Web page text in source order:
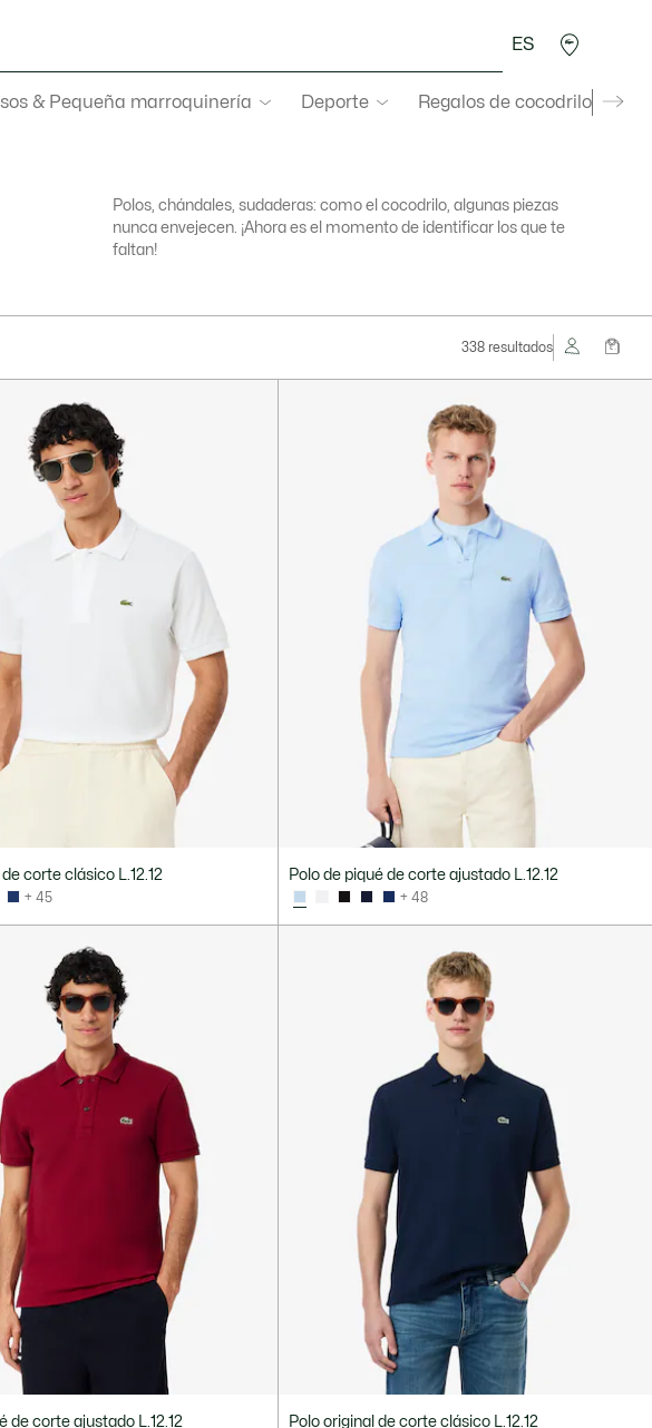
& Pequeña marroquinería Deporte Regalos de cocodrilo
ES
Polos, chándales, sudaderas: como el cocodrilo, algunas piezas
nunca envejecen. ¡Ahora es el momento de identificar los que te
faltan!
338 resultados
corte clásico L.12.12
+ 45
Polo de piqué de corte ajustado L.12.12
+ 48
de corte ajustado L.12.12 Polo original de corte clásico L.12.12